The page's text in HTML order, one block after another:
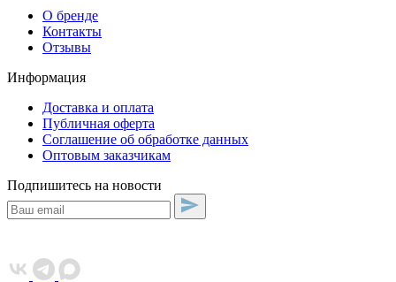
О бренде
Контакты
Отзывы
Информация
Доставка и оплата
Публичная оферта
Соглашение об обработке данных
Оптовым заказчикам
Подпишитесь на новости